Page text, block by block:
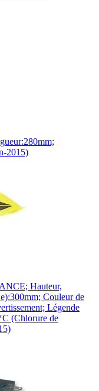
2015)
Hauteur,
Couleur de
Légende
(Chlorure de